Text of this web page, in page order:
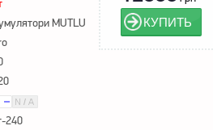
MUTLU
240
КУПИТЬ